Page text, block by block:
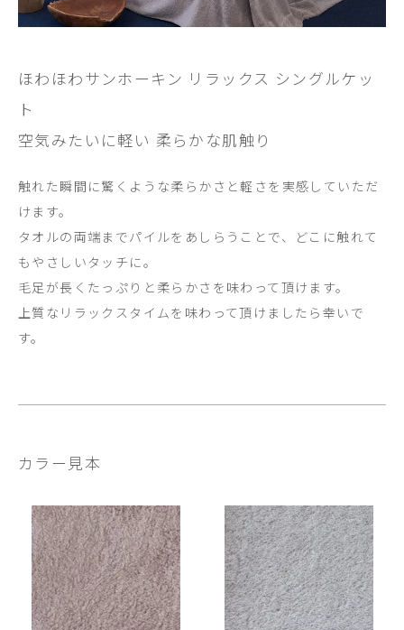
ほわほわサンホーキン リラックス シングルケッ
ト
空気みたいに軽い 柔らかな肌触り
触れた瞬間に驚くような柔らかさと軽さを実感していただ
けます。
タオルの両端までパイルをあしらうことで、どこに触れて
もやさしいタッチに。
毛足が長くたっぷりと柔らかさを味わって頂けます。
上質なリラックスタイムを味わって頂けましたら幸いで
す。
カラー見本